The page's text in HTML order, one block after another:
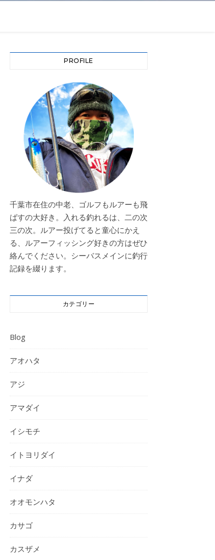
PROFILE
千葉市在住の中老、ゴルフもルアーも飛
ばすの大好き。入れる釣れるは、二の次
三の次。ルアー投げてると童心にかえ
る、ルアーフィッシング好きの方はぜひ
絡んでください。シーバスメインに釣行
記録を綴ります。
カテゴリー
Blog
アオハタ
アジ
アマダイ
イシモチ
イトヨリダイ
イナダ
オオモンハタ
カサゴ
カスザメ